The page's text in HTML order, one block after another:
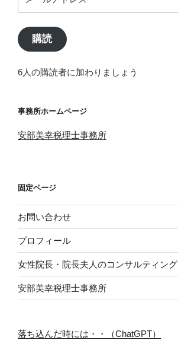
ー
ア
ド
ス
購読
6人の購読者に加わりましょう
事務所ホームページ
安部美幸税理士事務所
固定ページ
お問い合わせ
プロフィール
女性院長・院長夫人のコンサルティング
安部美幸税理士事務所
落ち込んだ時には・・（ChatGPT）